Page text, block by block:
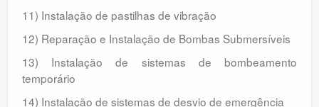
11) Instalação de pastilhas de vibração
12) Reparação e Instalação de Bombas Submersíveis
13) Instalação de sistemas de bombeamento
temporário
14) Instalação de sistemas de desvio de emergência